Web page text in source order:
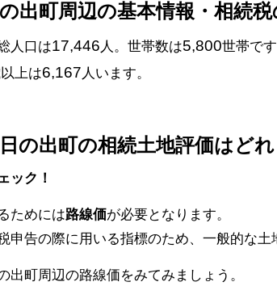
出町周辺の基本情報・相続
人口は17,446 人。世帯数は5,800世帯です
上は6,167 人います。
の出町の相続土地評価はど
ック！
ためには路線価が必要となります。
申告の際に用いる指標のため、一般的な土
出町周辺の路線価をみてみましょう。